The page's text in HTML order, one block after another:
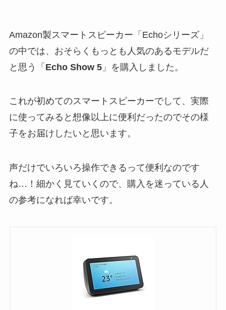
Amazon製スマートスピーカー「Echoシリーズ」
の中では、おそらくもっとも人気のあるモデルだ
と思う「 Echo Show 5」を購入しました。
これが初めてのスマートスピーカーでして、実際
に使ってみると想像以上に便利だったのでその様
子をお届けしたいと思います。
声だけでいろいろ操作できるって便利なのです
ね…！細かく見ていくので、購入を迷っている人
の参考になれば幸いです。